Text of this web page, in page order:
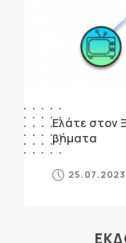
Ελάτε στον
βήματα
25.07.2023